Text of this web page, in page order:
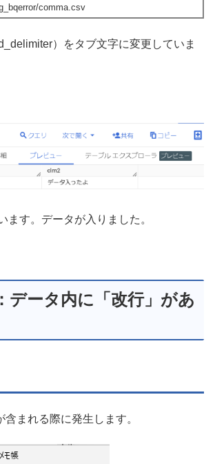
comma.csv
）をタブ文字に変更していま
ます。データが入りました。
ータ内に「改行」があ
まれる際に発生します。